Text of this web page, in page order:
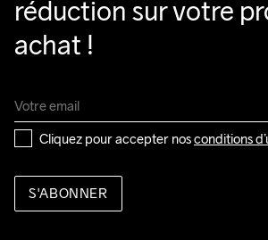
réduction sur votre
achat !
Cliquez pour accepter nos conditions
S'ABONNER